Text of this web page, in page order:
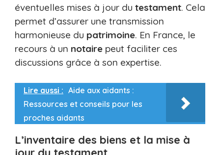
éventuelles mises à jour du testament. Cela
permet d’assurer une transmission
harmonieuse du patrimoine. En France, le
recours à un notaire peut faciliter ces
discussions grâce à son expertise.
Lire aussi : Aide aux aidants :
Ressources et conseils pour les
proches aidants
L’inventaire des biens et la mise à